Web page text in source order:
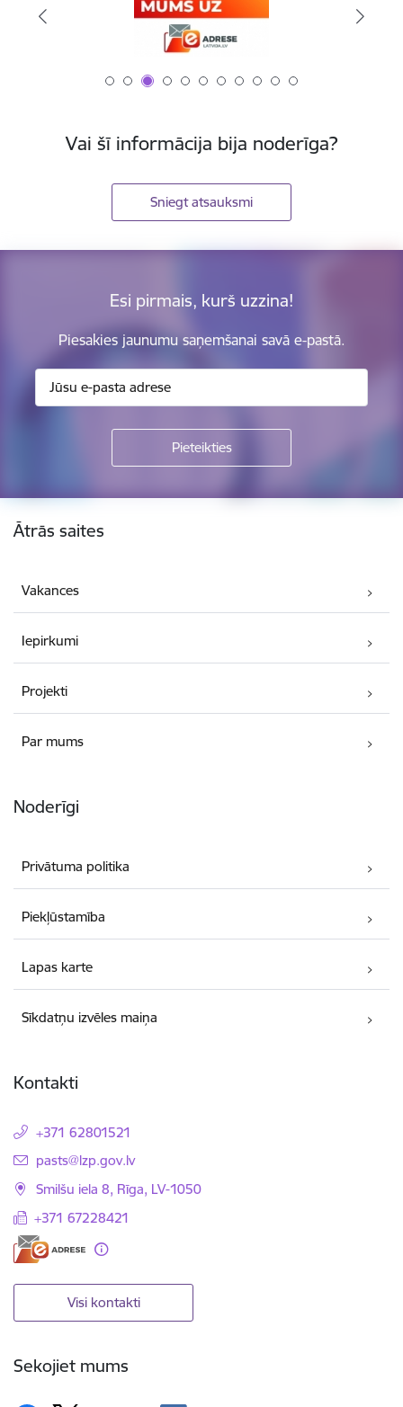
Vai šī informācija bija noderīga?
Sniegt atsauksmi
Esi pirmais, kurš uzzina!
Piesakies jaunumu saņemšanai savā e-pastā.
Kājene
Ātrās saites
Vakances
Iepirkumi
Projekti
Par mums
Noderīgi
Privātuma politika
Piekļūstamība
Lapas karte
Sīkdatņu izvēles maiņa
Kontakti
+371 62801521
E-pasts:
pasts@lzp.gov.lv
Smilšu iela 8, Rīga, LV-1050
+371 67228421
Visi kontakti
Sekojiet mums